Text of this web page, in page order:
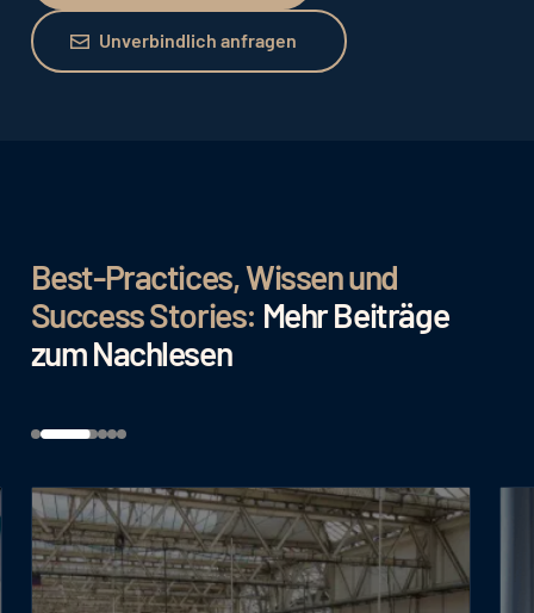
Unverbindlich anfragen
Unverbindlich anfragen
Best-Practices, Wissen und
Success Stories: Mehr Beiträge
zum Nachlesen